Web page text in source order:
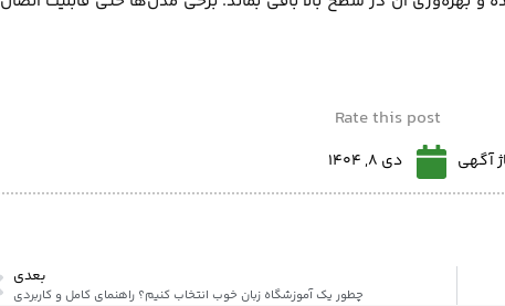
Rate this post
آگهی دی 8, 1404
بعدی
چطور یک آموزشگاه زبان خوب انتخاب کنیم؟ راهنمای کامل و کاربردی